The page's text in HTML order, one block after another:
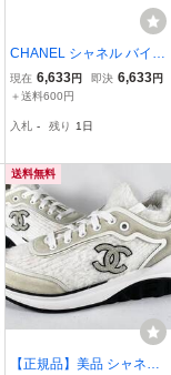
CHANEL シャネル バイカ
ラー スリッポン ローカッ
トシューズ ホワイト/ブラ
現在 6,633円 即決 6,633円
＋送料600円
入札 - 残り 1日
送料無料
【正規品】美品 シャネル